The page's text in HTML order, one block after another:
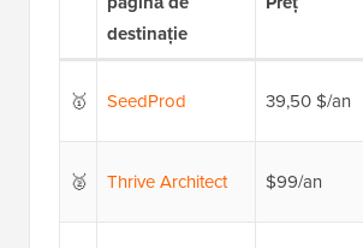
destinație
🥇 SeedProd 39,50 $/an
🥈 Thrive Architect $99/an